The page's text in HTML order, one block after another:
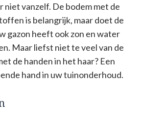
niet vanzelf. De bodem met de
is belangrijk, maar doet de
gazon heeft ook zon en water
Maar liefst niet te veel van de
de handen in het haar? Een
hand in uw tuinonderhoud.